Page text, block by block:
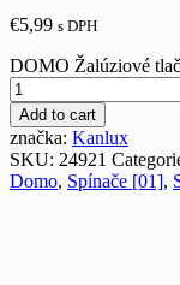
€5,99 s DPH
DOMO Žalúziové
Add to cart
značka: Kanlux
SKU: 24921
Domo, Spínače [01],